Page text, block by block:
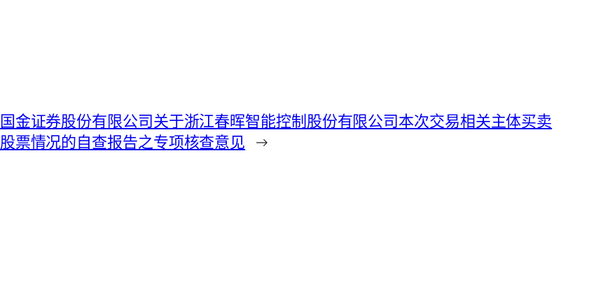
国金证券股份有限公司关于浙江春晖智能控制股份有限公司本次交易相关主体买卖
股票情况的自查报告之专项核查意见 →